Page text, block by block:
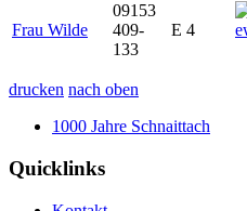
Frau Wilde
09153
409-
133
E 4
drucken nach oben
1000 Jahre Schnaittach
Quicklinks